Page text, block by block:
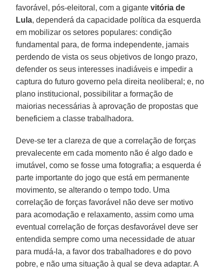
favorável, pós-eleitoral, com a gigantevitória de
Lula, dependerá da capacidade política da esquerda
em mobilizar os setores populares: condição
fundamental para, de forma independente, jamais
perdendo de vista os seus objetivos de longo prazo,
defender os seus interesses inadiáveis e impedir a
captura do futuro governo pela direita neoliberal; e, no
plano institucional, possibilitar a formação de
maiorias necessárias à aprovação de propostas que
beneficiem a classe trabalhadora.
Deve-se ter a clareza de que a correlação de forças
prevalecente em cada momento não é algo dado e
imutável, como se fosse uma fotografia; a esquerda é
parte importante do jogo que está em permanente
movimento, se alterando o tempo todo. Uma
correlação de forças favorável não deve ser motivo
para acomodação e relaxamento, assim como uma
eventual correlação de forças desfavorável deve ser
entendida sempre como uma necessidade de atuar
para mudá-la, a favor dos trabalhadores e do povo
pobre, e não uma situação à qual se deva adaptar. A